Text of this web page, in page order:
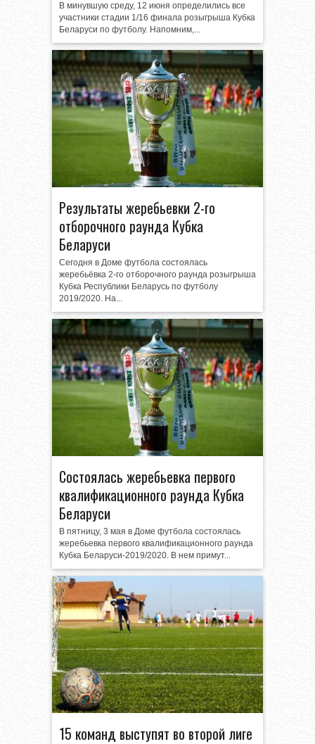
В минувшую среду, 12 июня определились все
участники стадии 1/16 финала розыгрыша Кубка
Беларуси по футболу. Напомним,...
Результаты жеребьевки 2-го
отборочного раунда Кубка
Беларуси
Сегодня в Доме футбола состоялась
жеребьёвка 2-го отборочного раунда розыгрыша
Кубка Республики Беларусь по футболу
2019/2020. На...
Состоялась жеребьевка первого
квалификационного раунда Кубка
Беларуси
В пятницу, 3 мая в Доме футбола состоялась
жеребьевка первого квалификационного раунда
Кубка Беларуси-2019/2020. В нем примут...
15 команд выступят во второй лиге